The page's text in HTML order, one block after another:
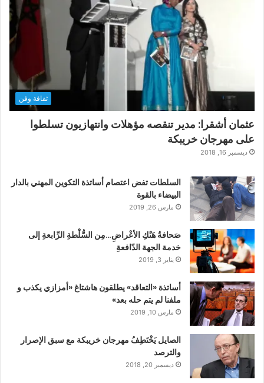
ثقافة وفن
عثمان أشقرا: مدير تنقصه مؤهلات وانتهازيون تسلطوا
على مهرجان خريبكة
ديسمبر 16, 2018
السلطات تفض اعتصام أساتذة التكوين المهني بالدار
البيضاء بالقوة
مارس 26, 2019
صَحافةُ هَتْكِ الأعْراضِ…مِن السُّلْطةِ الرِّابعةِ إلى
خدمة الجهة الدّافعةِ
يناير 3, 2019
أساتذة «التعاقد» يطلقون هاشتاغ «أمزازي يكذب و
ملفنا لم يتم حله بعد»
مارس 10, 2019
الصايل يَخْتَطِفُ مهرجان خريبكة مع سبق الإصرار
والترصد
ديسمبر 20, 2018